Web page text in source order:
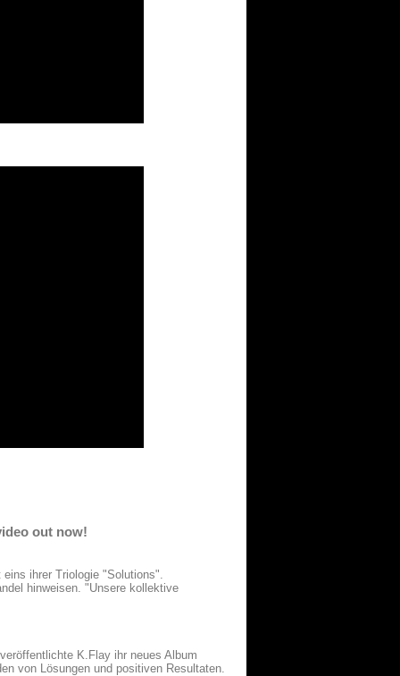
out now!
ihrer Triologie "Solutions".
hinweisen. "Unsere kollektive
K.Flay ihr neues Album
von Lösungen und positiven Resultaten.